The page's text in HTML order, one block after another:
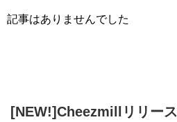
記事はありませんでした
[NEW!]Cheezmillリリース